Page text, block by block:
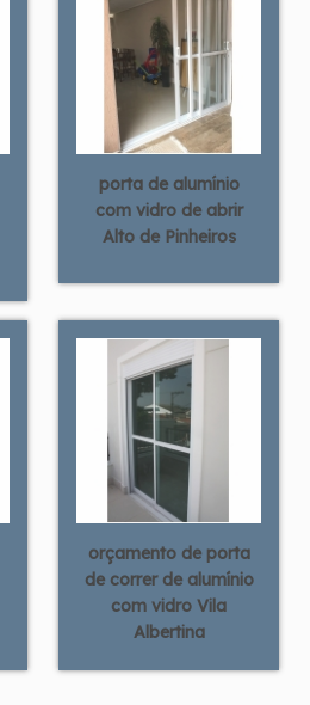
porta de alumínio
com vidro de abrir
Alto de Pinheiros
orçamento de porta
de correr de alumínio
com vidro Vila
Albertina